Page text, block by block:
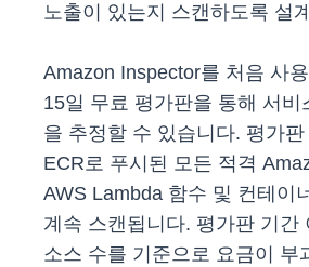
노출이 있는지 스캔하도록 설
Amazon Inspector를 처음 사
15일 무료 평가판을 통해 서비
을 추정할 수 있습니다. 평가
ECR로 푸시된 모든 적격
AWS Lambda 함수 및 컨테이
계속 스캔됩니다. 평가판 기간
소스 수를 기준으로 요금이 부